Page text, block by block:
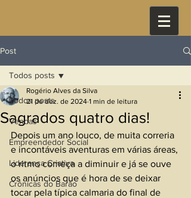
Post
Todos posts
Vendas
Empreendedor Social
Liderança Criativa
Crônicas do Barão
Todos posts
Sagrados quatro dias!
Rogério Alves da Silva
21 de dez. de 2024 1 min de leitura
Depois um ano louco, de muita correria
e incontáveis aventuras em várias áreas,
o ritmo começa a diminuir e já se ouve
os anúncios que é hora de se deixar
tocar pela típica calmaria do final de